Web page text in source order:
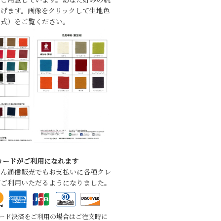
ます。画像をクリックして生地色
）をご覧ください。
ドがご利用になれます
通信販売でもお支払いに各種クレ
利用いただるようになりました。
ド決済をご利用の場合はご注文時に